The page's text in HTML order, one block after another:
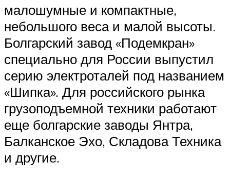
малошумные и компактные,
небольшого веса и малой высоты.
Болгарский завод «Подемкран»
специально для России выпустил
серию электроталей под названием
«Шипка». Для российского рынка
грузоподъемной техники работают
еще болгарские заводы Янтра,
Балканское Эхо, Складова Техника
и другие.